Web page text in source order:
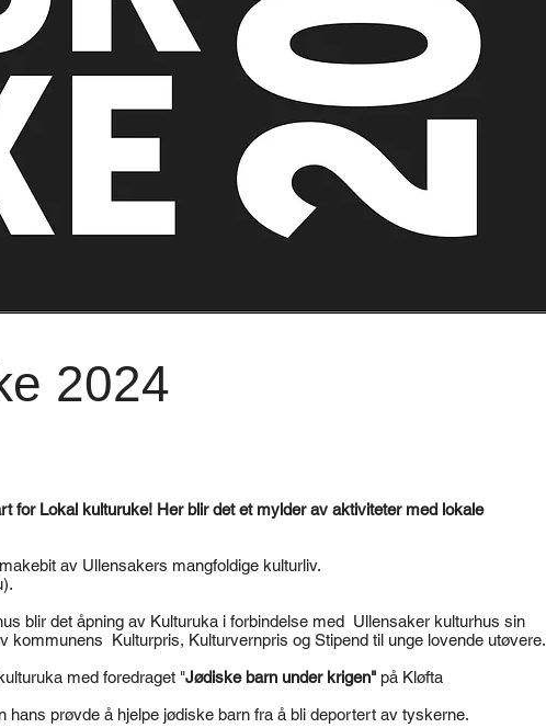
2024
for Lokal kulturuke! Her blir det et mylder av aktiviteter med lokale
av Ullensakers mangfoldige kulturliv.
blir det åpning av Kulturuka i forbindelse med Ullensaker kulturhus sin
kommunens Kulturpris, Kulturvernpris og Stipend til unge lovende utøvere.
med foredraget "Jødiske barn under krigen" på Kløfta
prøvde å hjelpe jødiske barn fra å bli deportert av tyskerne.